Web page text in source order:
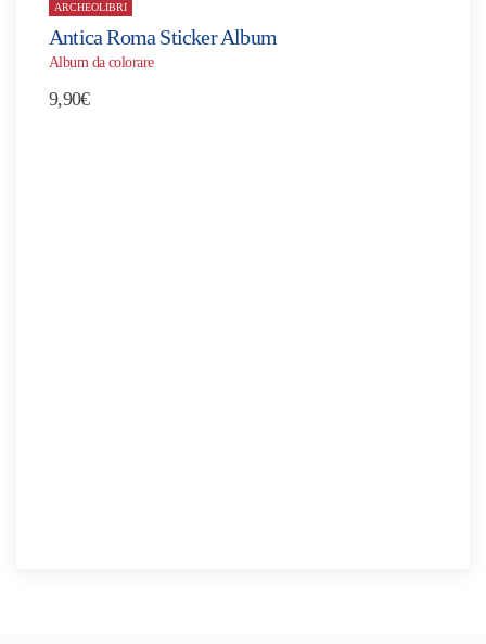
ARCHEOLIBRI
Antica Roma Sticker Album
Album da colorare
9,90€